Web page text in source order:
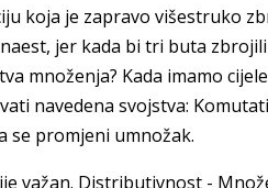
koja je zapravo višestruko
jer kada bi tri buta
množenja? Kada imamo
navedena svojstva:
se promjeni umnožak.
važan. Distributivnost -